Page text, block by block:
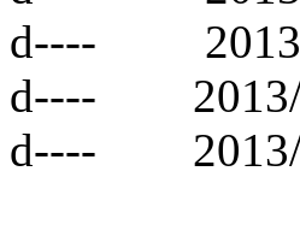
d----
d----
d----